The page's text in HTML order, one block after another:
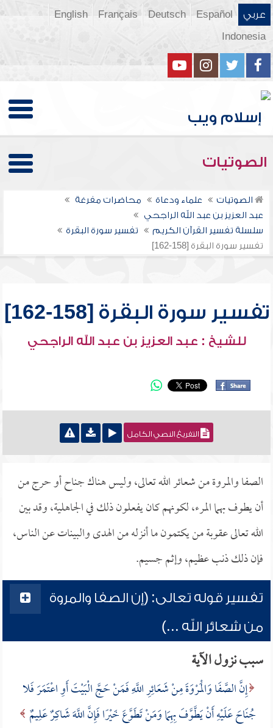
عربي Español
Deutsch
Français
English
Indonesia
الصوتيات
الصوتيات علماء ودعاة
محاضرات مفرغة
عبد العزيز بن عبد الله الراجحي
سلسلة تفسير القرآن الكريم
تفسير سورة البقرة
تفسير سورة البقرة [158-162]
تفسير سورة البقرة [158-162]
للشيخ : عبد العزيز بن عبد الله الراجحي
التفريغ النصي الكامل
الصفا والمروة من شعائر الله تعالى، وليس هناك جناح أو حرج من
أن يطوف بهما المرء، لكونهم كان يفعلون ذلك في الجاهلية، وقد بين
الله تعالى عقوبة من يكتمون ما أنزله من الهدى والبينات عن الناس،
فإن ذلك ذنب عظيم، وإثم جسيم.
تفسير قوله تعالى: (إن الصفا والمروة
من شعائر الله ...)
سبب نزول الآية
إِنَّ الصَّفَا وَالْمَرْوَةَ مِنْ شَعَائِرِ اللَّهِ فَمَنْ حَجَّ الْبَيْتَ أَوِ اعْتَمَرَ فَلا
جُنَاحَ عَلَيْهِ أَنْ يَطَّوَّفَ بِهِمَا وَمَنْ تَطَوَّعَ خَيْرًا فَإِنَّ اللَّهَ شَاكِرٌ عَلِيمٌ